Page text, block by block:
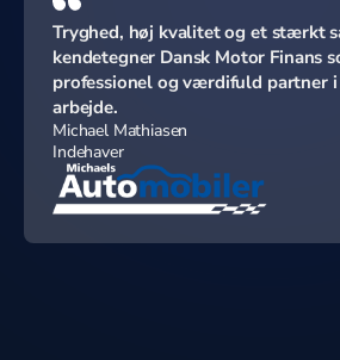
Tryghed, høj kvalitet og et stærkt
kendetegner Dansk Motor Finans
professionel og værdifuld partner i
arbejde.
Michael Mathiasen
Indehaver